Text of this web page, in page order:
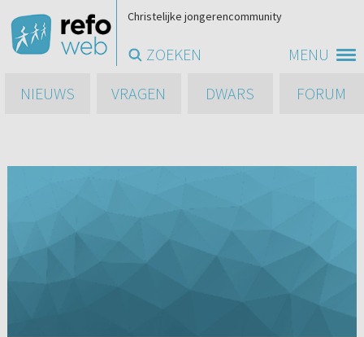
MENU
Christelijke jongerencommunity
ZOEKEN
NIEUWS
VRAGEN DWARS FORUM